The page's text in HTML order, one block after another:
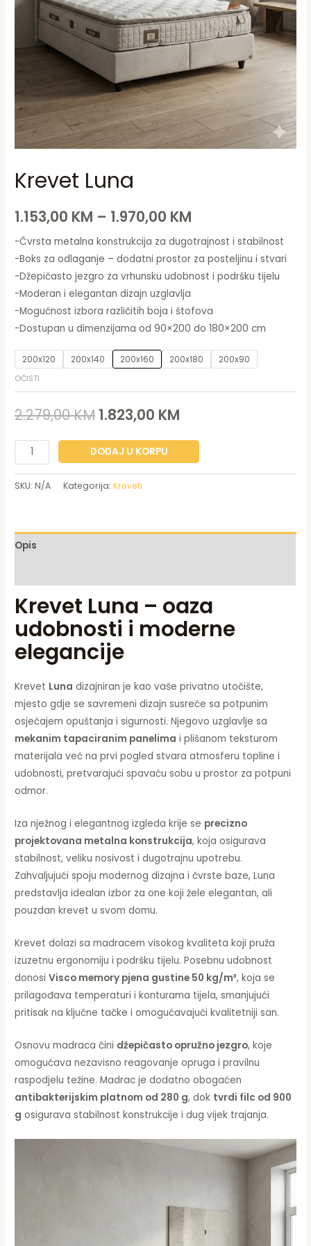
Krevet Luna
1.153,00 KM – 1.970,00 KM
-Čvrsta metalna konstrukcija za dugotrajnost i stabilnost
-Boks za odlaganje – dodatni prostor za posteljinu i stvari
-Džepičasto jezgro za vrhunsku udobnost i podršku tijelu
-Moderan i elegantan dizajn uzglavlja
-Mogućnost izbora različitih boja i štofova
-Dostupan u dimenzijama od 90×200 do 180×200 cm
200x120 200x140 200x160 200x180 200x90
OČISTI
2.279,00KM 1.823,00 KM
DODAJ U KORPU
SKU:N/A Kategorija:Kreveti
Opis
Krevet Luna – oaza
udobnosti i moderne
elegancije
Krevet Luna dizajniran je kao vaše privatno utočište,
mjesto gdje se savremeni dizajn susreće sa potpunim
osjećajem opuštanja i sigurnosti. Njegovo uzglavlje sa
mekanim tapaciranim panelima i plišanom teksturom
materijala već na prvi pogled stvara atmosferu topline i
udobnosti, pretvarajući spavaću sobu u prostor za potpuni
odmor.
Iza nježnog i elegantnog izgleda krije se precizno
projektovana metalna konstrukcija, koja osigurava
stabilnost, veliku nosivost i dugotrajnu upotrebu.
Zahvaljujući spoju modernog dizajna i čvrste baze, Luna
predstavlja idealan izbor za one koji žele elegantan, ali
pouzdan krevet u svom domu.
Krevet dolazi sa madracem visokog kvaliteta koji pruža
izuzetnu ergonomiju i podršku tijelu. Posebnu udobnost
donosiVisco memory pjena gustine 50 kg/m³, koja se
prilagođava temperaturi i konturama tijela, smanjujući
pritisak na ključne tačke i omogućavajući kvalitetniji san.
Osnovu madraca čini džepičasto opružno jezgro, koje
omogućava nezavisno reagovanje opruga i pravilnu
raspodjelu težine. Madrac je dodatno obogaćen
antibakterijskim platnom od 280 g, dok tvrdi filc od 900
g osigurava stabilnost konstrukcije i dug vijek trajanja.